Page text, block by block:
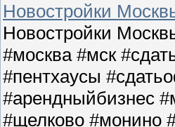
Новостройки
Новостройки
#москва #мск
#пентхаусы
#арендныйбизнес
#щелково #монино